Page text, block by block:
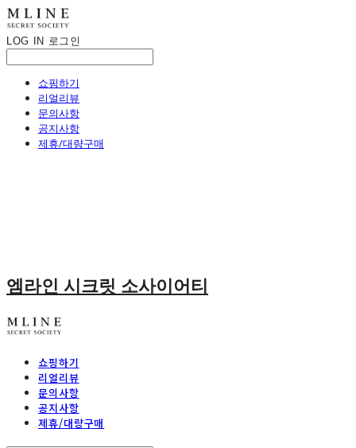
LOG IN 로그인
쇼핑하기
리얼리뷰
문의사항
공지사항
제휴/대량구매
엠라인 시크릿 소사이어티
쇼핑하기
리얼리뷰
문의사항
공지사항
제휴/대량구매